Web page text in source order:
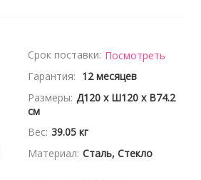
Срок поставки: Посмотреть
Гарантия: 12 месяцев
Размеры: Д120 x Ш120 x В74.2
см
Вес: 39.05 кг
Материал: Сталь, Стекло